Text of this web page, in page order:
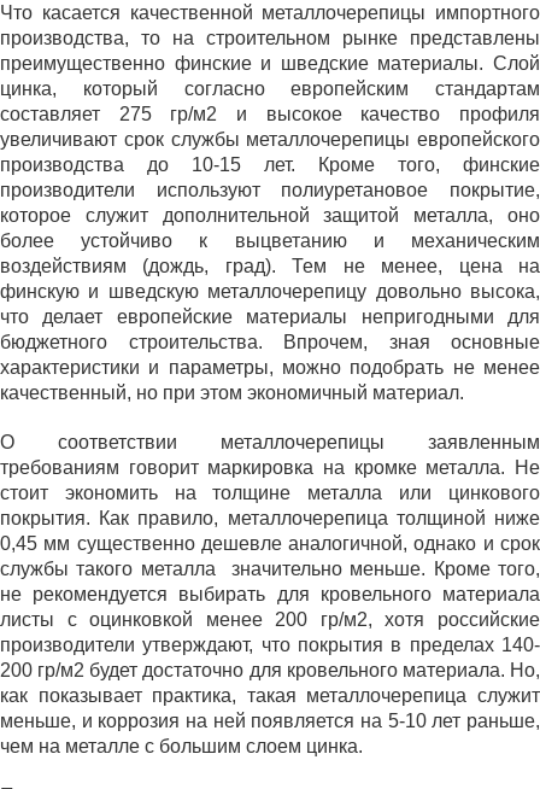
Что касается качественной металлочерепицы импортного
производства, то на строительном рынке представлены
преимущественно финские и шведские материалы. Слой
цинка, который согласно европейским стандартам
составляет 275 гр/м2 и высокое качество профиля
увеличивают срок службы металлочерепицы европейского
производства до 10-15 лет. Кроме того, финские
производители используют полиуретановое покрытие,
которое служит дополнительной защитой металла, оно
более устойчиво к выцветанию и механическим
воздействиям (дождь, град). Тем не менее, цена на
финскую и шведскую металлочерепицу довольно высока,
что делает европейские материалы непригодными для
бюджетного строительства. Впрочем, зная основные
характеристики и параметры, можно подобрать не менее
качественный, но при этом экономичный материал.
О соответствии металлочерепицы заявленным
требованиям говорит маркировка на кромке металла. Не
стоит экономить на толщине металла или цинкового
покрытия. Как правило, металлочерепица толщиной ниже
0,45 мм существенно дешевле аналогичной, однако и срок
службы такого металла значительно меньше. Кроме того,
не рекомендуется выбирать для кровельного материала
листы с оцинковкой менее 200 гр/м2, хотя российские
производители утверждают, что покрытия в пределах 140-
200 гр/м2 будет достаточно для кровельного материала. Но,
как показывает практика, такая металлочерепица служит
меньше, и коррозия на ней появляется на 5-10 лет раньше,
чем на металле с большим слоем цинка.